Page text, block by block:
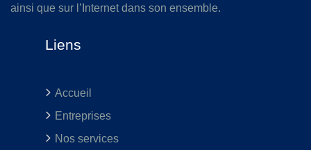
ainsi que sur l’Internet dans son ensemble.
Liens
Accueil
Entreprises
Nos services